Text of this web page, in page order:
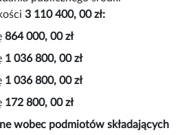
3 110 400, 00 zł:
864 000, 00 zł
1 036 800, 00 zł
1 036 800, 00 zł
172 800, 00 zł
wobec podmiotów składających